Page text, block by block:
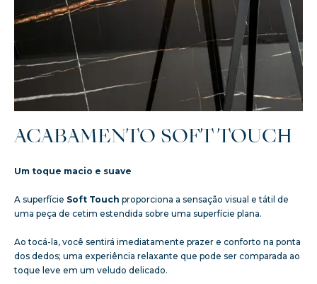
ACABAMENTO SOFT TOUCH
Um toque macio e suave
A superfície Soft Touch proporciona a sensação visual e tátil de
uma peça de cetim estendida sobre uma superfície plana.
Ao tocá-la, você sentirá imediatamente prazer e conforto na ponta
dos dedos; uma experiência relaxante que pode ser comparada ao
toque leve em um veludo delicado.